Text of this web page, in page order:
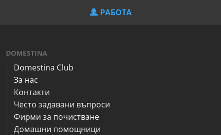
РАБОТА
DOMESTINA
Domestina Club
За нас
Контакти
Често задавани въпроси
Фирми за почистване
Домашни помощници